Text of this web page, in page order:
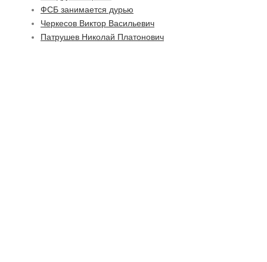
ФСБ занимается дурью
Черкесов Виктор Васильевич
Патрушев Николай Платонович